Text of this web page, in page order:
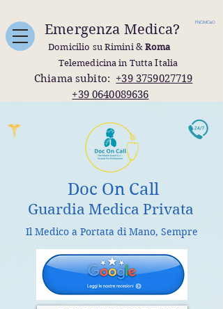
Doc On Call
Guardia Medica Privata
Emergenza Medica?
Domicilio su Rimini &Roma
Telemedicina in Tutta Italia
Chiama subito: +39 3759027719
+39 0640089636
FNOMCeO
Il Medico a Portata di Mano, Sempre